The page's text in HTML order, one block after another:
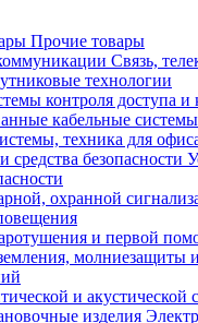
Прочие товары
Связь,
технологии
контроля доступа и
кабельные системы
техника для
охранной
и первой
молниезащиты
и акустической